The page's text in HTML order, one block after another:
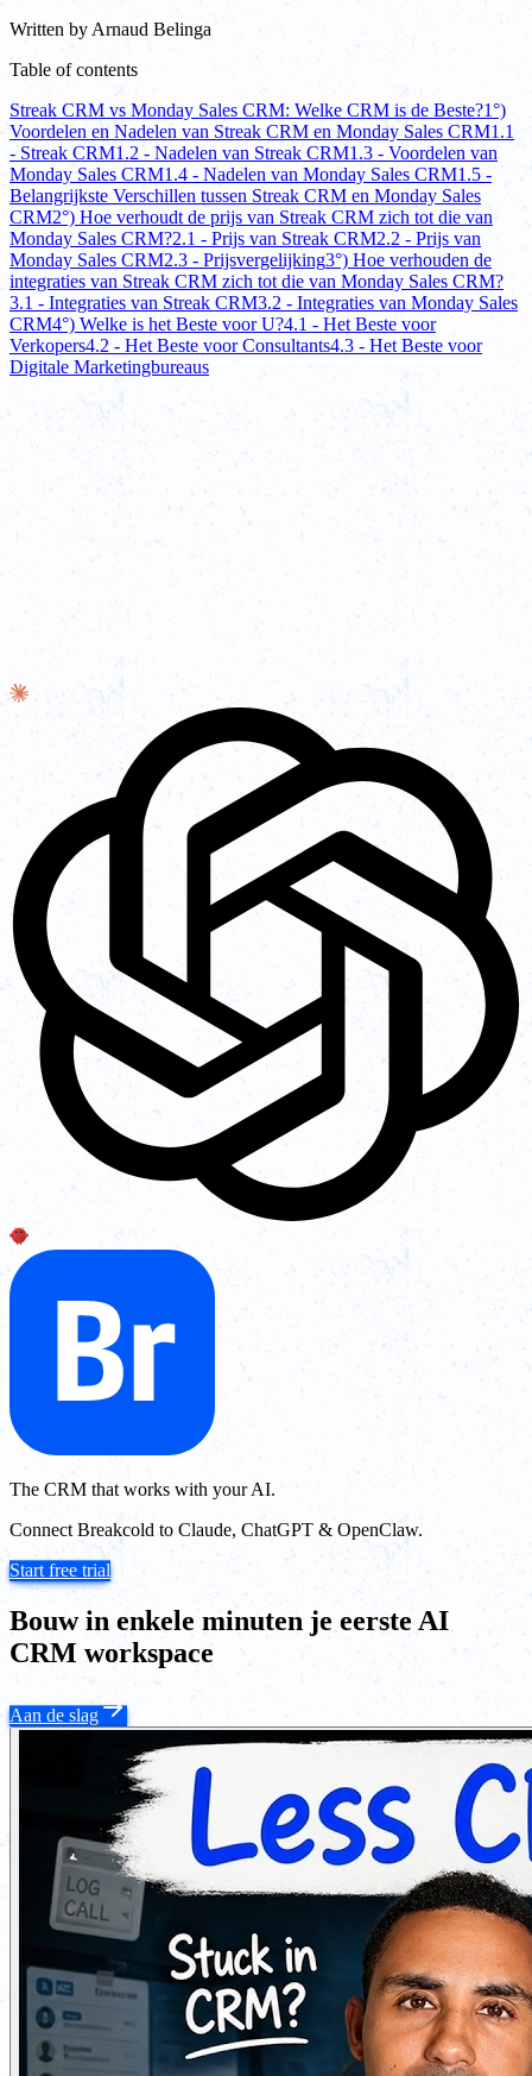
Written by Arnaud Belinga
Table of contents
Streak CRM vs Monday Sales CRM: Welke CRM is de Beste?1°)
Voordelen en Nadelen van Streak CRM en Monday Sales CRM1.1
- Streak CRM1.2 - Nadelen van Streak CRM1.3 - Voordelen van
Monday Sales CRM1.4 - Nadelen van Monday Sales CRM1.5 -
Belangrijkste Verschillen tussen Streak CRM en Monday Sales
CRM2°) Hoe verhoudt de prijs van Streak CRM zich tot die van
Monday Sales CRM?2.1 - Prijs van Streak CRM2.2 - Prijs van
Monday Sales CRM2.3 - Prijsvergelijking3°) Hoe verhouden de
integraties van Streak CRM zich tot die van Monday Sales CRM?
3.1 - Integraties van Streak CRM3.2 - Integraties van Monday Sales
CRM4°) Welke is het Beste voor U?4.1 - Het Beste voor
Verkopers4.2 - Het Beste voor Consultants4.3 - Het Beste voor
Digitale Marketingbureaus
The CRM that works with your AI.
Connect Breakcold to Claude, ChatGPT & OpenClaw.
Start free trial
Bouw in enkele minuten je eerste AI
CRM workspace
Aan de slag